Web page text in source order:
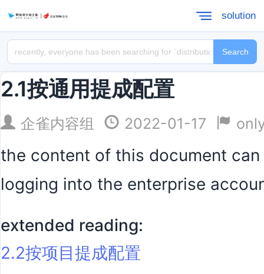
solution
Search
2.1按通用提成配置
企雀内容组 2022-01-17
the content of this document
logging into the enterprise
extended reading:
2.2按项目提成配置